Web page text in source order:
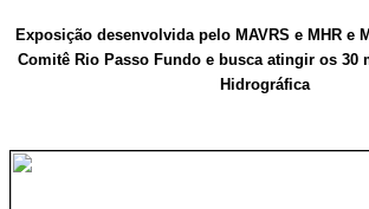
Exposição desenvolvida pelo MAVRS e MHR e
Comitê Rio Passo Fundo e busca atingir os 30
Hidrográfica